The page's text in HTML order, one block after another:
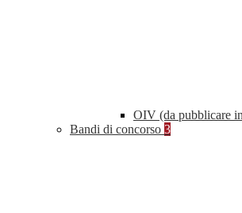
OIV (da pubblicare
Bandi di concorso 3